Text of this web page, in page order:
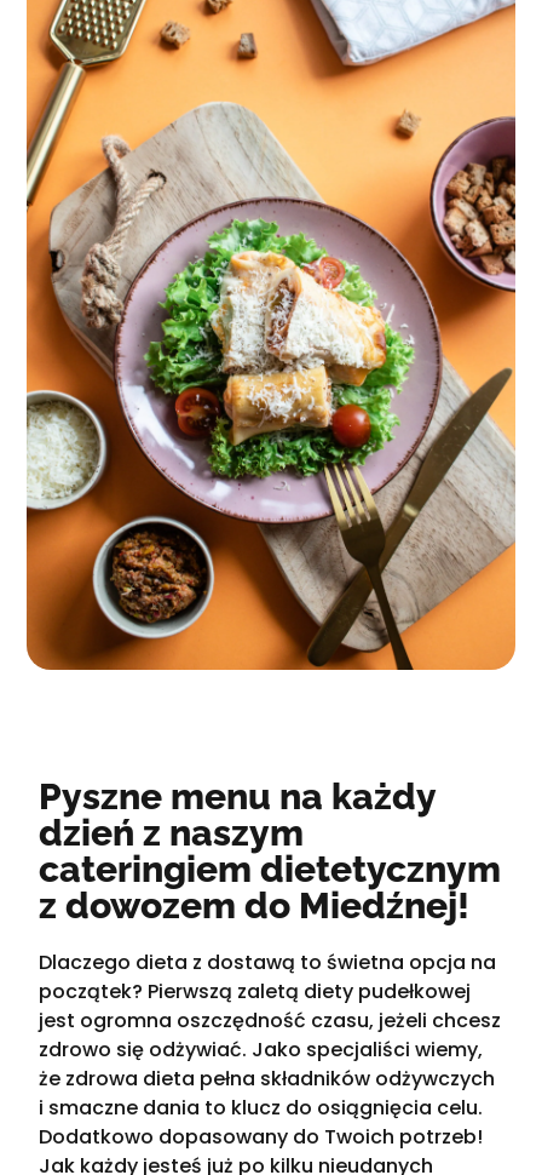
Pyszne menu na każdy
dzień z naszym
cateringiem dietetycznym
z dowozem do Miedźnej!
Dlaczego dieta z dostawą to świetna opcja na
początek? Pierwszą zaletą diety pudełkowej
jest ogromna oszczędność czasu, jeżeli chcesz
zdrowo się odżywiać. Jako specjaliści wiemy,
że zdrowa dieta pełna składników odżywczych
i smaczne dania to klucz do osiągnięcia celu.
Dodatkowo dopasowany do Twoich potrzeb!
Jak każdy jesteś już po kilku nieudanych